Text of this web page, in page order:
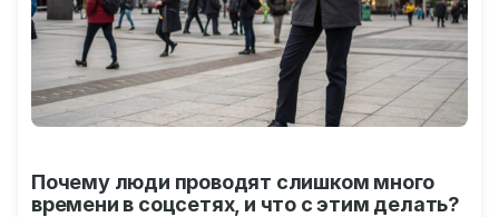
Почему люди проводят слишком много
времени в соцсетях, и что с этим делать?